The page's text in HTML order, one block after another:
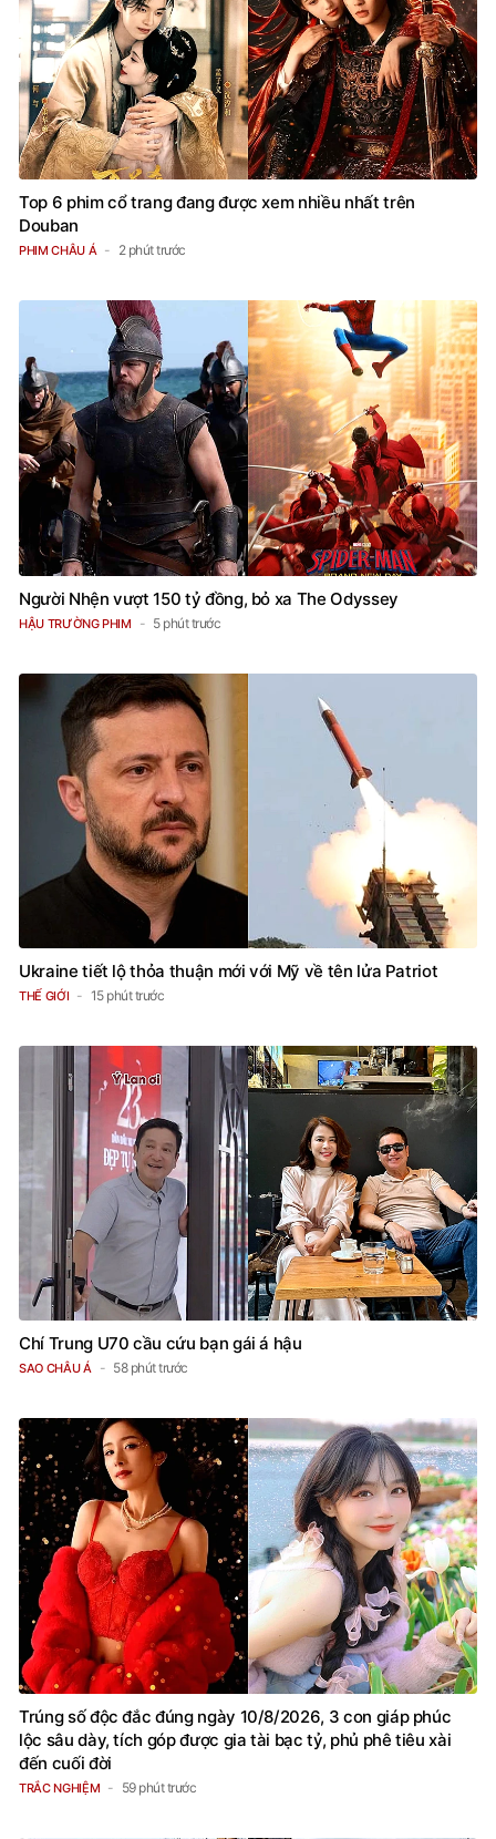
Top 6 phim cổ trang đang được xem nhiều nhất trên
Douban
PHIM CHÂU Á 2 phút trước
Người Nhện vượt 150 tỷ đồng, bỏ xa The Odyssey
HẬU TRƯỜNG PHIM 5 phút trước
Ukraine tiết lộ thỏa thuận mới với Mỹ về tên lửa Patriot
THẾ GIỚI 15 phút trước
Chí Trung U70 cầu cứu bạn gái á hậu
SAO CHÂU Á 58 phút trước
Trúng số độc đắc đúng ngày 10/8/2026, 3 con giáp phúc
lộc sâu dày, tích góp được gia tài bạc tỷ, phủ phê tiêu xài
đến cuối đời
TRẮC NGHIỆM 59 phút trước